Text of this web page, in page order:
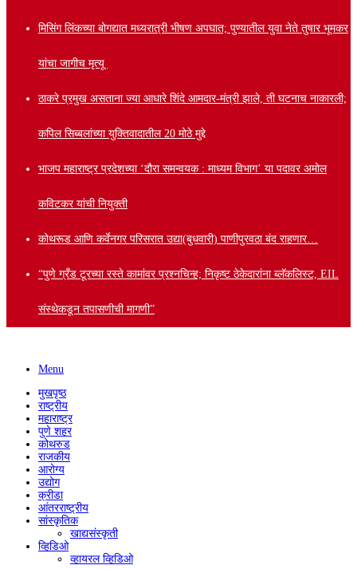
मिसिंग लिंकच्या बोगद्यात मध्यरात्री भीषण अपघात; पुण्यातील युवा नेते तुषार भूमकर
यांचा जागीच मृत्यू
ठाकरे प्रमुख असताना ज्या आधारे शिंदे आमदार-मंत्री झाले, ती घटनाच नाकारली;
कपिल सिब्बलांच्या युक्तिवादातील 20 मोठे मुद्दे
भाजप महाराष्ट्र प्रदेशच्या ‘दौरा समन्वयक : माध्यम विभाग’ या पदावर अमोल
कविटकर यांची नियुक्ती
कोथरूड आणि कर्वेनगर परिसरात उद्या(बुधवारी) पाणीपुरवठा बंद राहणार…
“पुणे ग्रँड टूरच्या रस्ते कामांवर प्रश्नचिन्ह; निकृष्ट ठेकेदारांना ब्लॅकलिस्ट, EIL
संस्थेकडून तपासणीची मागणी”
Menu
मुखपृष्ठ
राष्ट्रीय
महाराष्ट्र
पुणे शहर
कोथरुड
राजकीय
आरोग्य
उद्योग
क्रीडा
आंतरराष्ट्रीय
सांस्कृतिक
खाद्यसंस्कृती
व्हिडिओ
व्हायरल व्हिडिओ